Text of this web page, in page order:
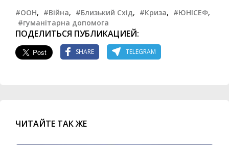
#ООН, #Війна, #Близький Схід, #Криза, #ЮНІСЕФ,
#гуманітарна допомога
ПОДЕЛИТЬСЯ ПУБЛИКАЦИЕЙ:
SHARE TELEGRAM
ЧИТАЙТЕ ТАК ЖЕ